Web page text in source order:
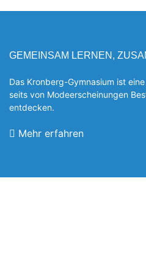
GEMEINSAM LERNEN,
Das Kronberg-Gymnasium ist
seits von Modeerscheinungen
entde­cken.
Mehr erfahren